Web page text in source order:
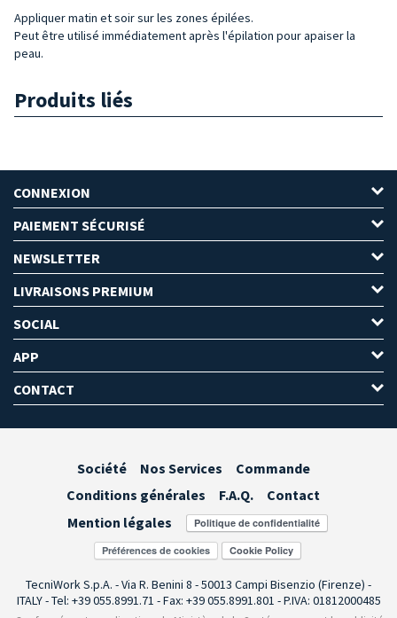
Appliquer matin et soir sur les zones épilées.
Peut être utilisé immédiatement après l'épilation pour apaiser la
peau.
Produits liés
CONNEXION
PAIEMENT SÉCURISÉ
NEWSLETTER
LIVRAISONS PREMIUM
SOCIAL
APP
CONTACT
Société Nos Services
Commande
Conditions générales
F.A.Q.
Contact
Mention légales
Préférences de cookies
TecniWork S.p.A. - Via R. Benini 8 - 50013 Campi Bisenzio (Firenze) -
ITALY - Tel: +39 055.8991.71 - Fax: +39 055.8991.801 - P.IVA: 01812000485